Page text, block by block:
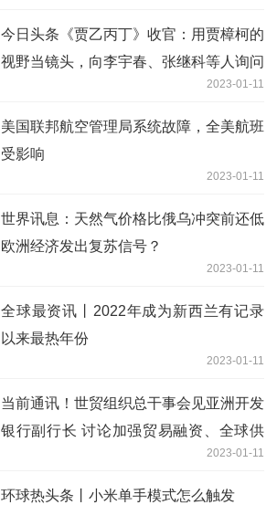
今日头条《贾乙丙丁》收官：用贾樟柯的
视野当镜头，向李宇春、张继科等人询问
2023-01-11
美国联邦航空管理局系统故障，全美航班
受影响
2023-01-11
世界讯息：天然气价格比俄乌冲突前还低
欧洲经济发出复苏信号？
2023-01-11
全球最资讯丨2022年成为新西兰有记录
以来最热年份
2023-01-11
当前通讯！世贸组织总干事会见亚洲开发
银行副行长 讨论加强贸易融资、全球供
2023-01-11
环球热头条丨小米单手模式怎么触发